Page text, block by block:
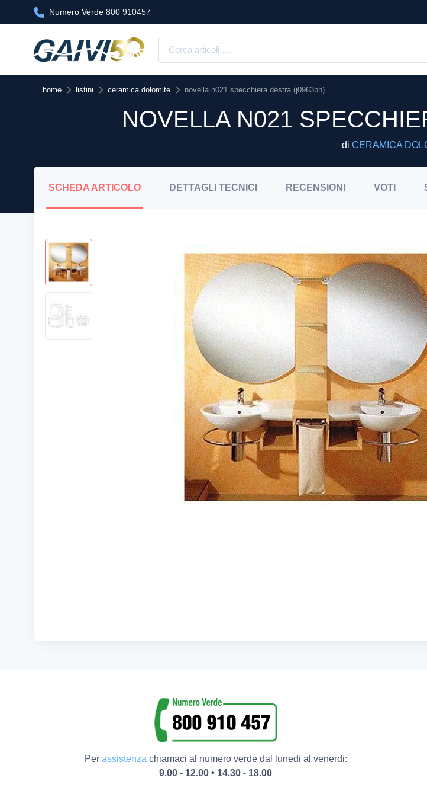
Numero Verde 800 910457
home listini ceramica dolomite novella n021 specchiera destra (j0963bh)
NOVELLA N021
di CERAMICA
SCHEDA ARTICOLO DETTAGLI TECNICI RECENSIONI VOTI
Per assistenzachiamaci al numero verde dal lunedi al venerdi:
9.00 - 12.00 • 14.30 - 18.00